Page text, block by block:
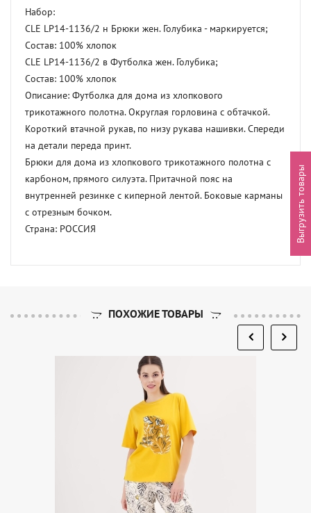
Набор:
CLE LP14-1136/2 н Брюки жен. Голубика - маркируется;
Состав: 100% хлопок
CLE LP14-1136/2 в Футболка жен. Голубика;
Состав: 100% хлопок
Описание: Футболка для дома из хлопкового
трикотажного полотна. Округлая горловина с обтачкой.
Короткий втачной рукав, по низу рукава нашивки. Спереди
на детали переда принт.
Брюки для дома из хлопкового трикотажного полотна с
карбоном, прямого силуэта. Притачной пояс на
внутренней резинке с киперной лентой. Боковые карманы
с отрезным бочком.
Страна: РОССИЯ
ПОХОЖИЕ ТОВАРЫ
Выгрузить товары